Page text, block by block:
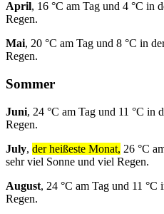
April, 16 °C am Tag und 4 °C in
Regen.
Mai, 20 °C am Tag und 8 °C in
Regen.
Sommer
Juni, 24 °C am Tag und 11 °C in
Regen.
July, der heißeste Monat, 26 °C
sehr viel Sonne und viel Regen.
August, 24 °C am Tag und 11
Regen.